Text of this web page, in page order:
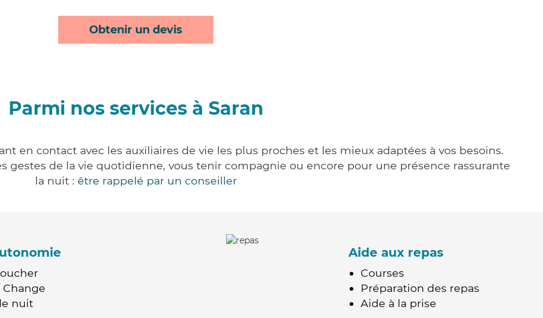
Obtenir un devis
Parmi nos services à Saran
en contact avec les auxiliaires de vie les plus proches et les mieux adaptées à vos besoins.
gestes de la vie quotidienne, vous tenir compagnie ou encore pour une présence rassurante
la nuit : être rappelé par un conseiller
nuit
Aide aux repas
Courses
Préparation des repas
Aide à la prise